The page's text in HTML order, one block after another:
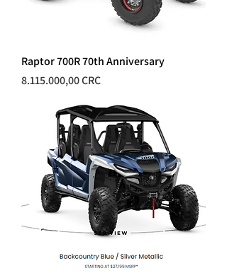
Raptor 700R 70th Anniversary
Precio
8.115.000,00 CRC